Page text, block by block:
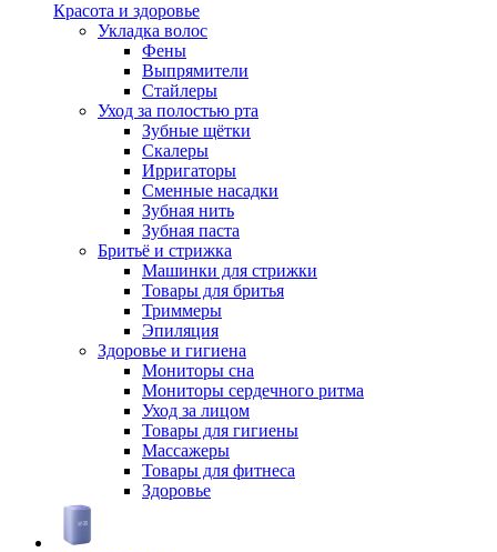
Красота и здоровье
Укладка волос
Фены
Выпрямители
Стайлеры
Уход за полостью рта
Зубные щётки
Скалеры
Ирригаторы
Сменные насадки
Зубная нить
Зубная паста
Бритьё и стрижка
Машинки для стрижки
Товары для бритья
Триммеры
Эпиляция
Здоровье и гигиена
Мониторы сна
Мониторы сердечного ритма
Уход за лицом
Товары для гигиены
Массажеры
Товары для фитнеса
Здоровье